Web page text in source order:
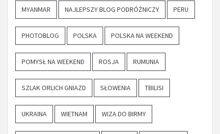
MYANMAR NAJLEPSZY BLOG PODRÓŻNICZY PERU
PHOTOBLOG POLSKA POLSKA NA WEEKEND
POMYSŁ NA WEEKEND ROSJA RUMUNIA
SZLAK ORLICH GNIAZD SŁOWENIA TBILISI
UKRAINA WIETNAM WIZA DO BIRMY